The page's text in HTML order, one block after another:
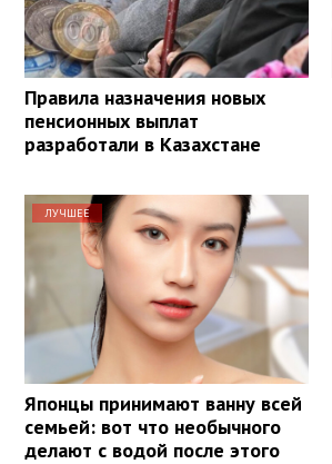
Правила назначения новых
пенсионных выплат
разработали в Казахстане
ЛУЧШЕЕ
Японцы принимают ванну всей
семьей: вот что необычного
делают с водой после этого